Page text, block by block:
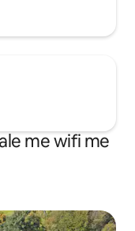
me wifi me